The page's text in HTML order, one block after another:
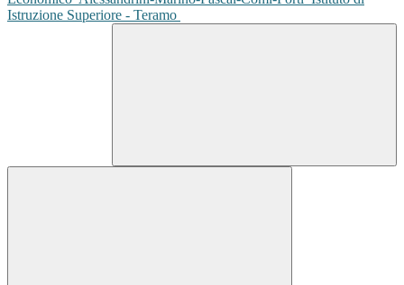
Istruzione Superiore - Teramo